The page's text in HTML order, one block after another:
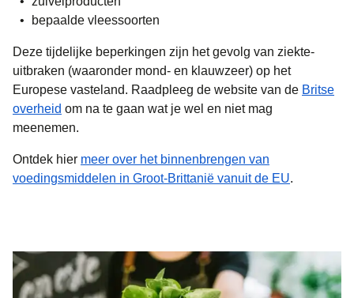
bepaalde vleessoorten
Deze tijdelijke beperkingen zijn het gevolg van ziekte-
uitbraken (waaronder mond- en klauwzeer) op het
Europese vasteland. Raadpleeg de website van de Britse
overheid opent in een nieuwe tab)
om na te gaan wat je wel en niet mag
meenemen.
Ontdek hier meer over het binnenbrengen van
voedingsmiddelen in Groot-Brittanië vanuit de EU.